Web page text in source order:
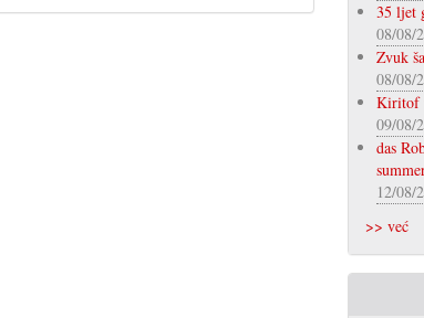
35 ljet
08/08/
Zvuk
08/08/
Kiritof
09/08/
das
12/08/
>> već